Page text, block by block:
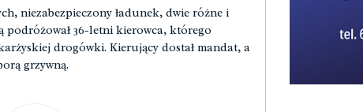
niezabezpieczony ładunek, dwie różne i
podróżował 36-letni kierowca, którego
drogówki. Kierujący dostał mandat, a
grzywną.